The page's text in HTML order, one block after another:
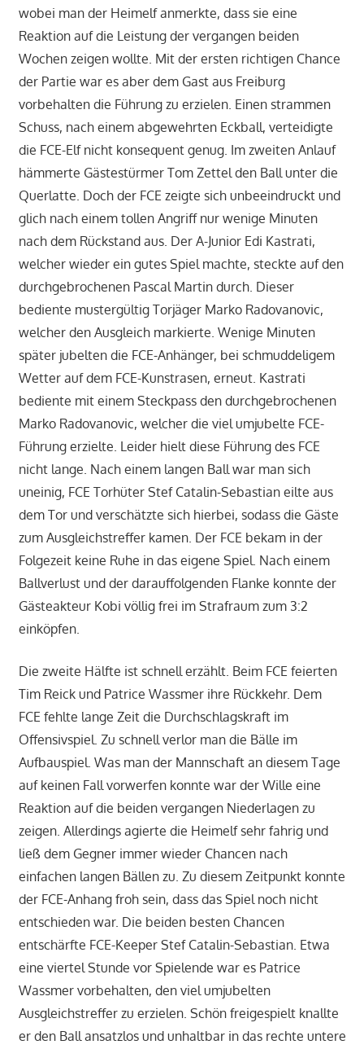
wobei man der Heimelf anmerkte, dass sie eine
Reaktion auf die Leistung der vergangen beiden
Wochen zeigen wollte. Mit der ersten richtigen Chance
der Partie war es aber dem Gast aus Freiburg
vorbehalten die Führung zu erzielen. Einen strammen
Schuss, nach einem abgewehrten Eckball, verteidigte
die FCE-Elf nicht konsequent genug. Im zweiten Anlauf
hämmerte Gästestürmer Tom Zettel den Ball unter die
Querlatte. Doch der FCE zeigte sich unbeeindruckt und
glich nach einem tollen Angriff nur wenige Minuten
nach dem Rückstand aus. Der A-Junior Edi Kastrati,
welcher wieder ein gutes Spiel machte, steckte auf den
durchgebrochenen Pascal Martin durch. Dieser
bediente mustergültig Torjäger Marko Radovanovic,
welcher den Ausgleich markierte. Wenige Minuten
später jubelten die FCE-Anhänger, bei schmuddeligem
Wetter auf dem FCE-Kunstrasen, erneut. Kastrati
bediente mit einem Steckpass den durchgebrochenen
Marko Radovanovic, welcher die viel umjubelte FCE-
Führung erzielte. Leider hielt diese Führung des FCE
nicht lange. Nach einem langen Ball war man sich
uneinig, FCE Torhüter Stef Catalin-Sebastian eilte aus
dem Tor und verschätzte sich hierbei, sodass die Gäste
zum Ausgleichstreffer kamen. Der FCE bekam in der
Folgezeit keine Ruhe in das eigene Spiel. Nach einem
Ballverlust und der darauffolgenden Flanke konnte der
Gästeakteur Kobi völlig frei im Strafraum zum 3:2
einköpfen.
Die zweite Hälfte ist schnell erzählt. Beim FCE feierten
Tim Reick und Patrice Wassmer ihre Rückkehr. Dem
FCE fehlte lange Zeit die Durchschlagskraft im
Offensivspiel. Zu schnell verlor man die Bälle im
Aufbauspiel. Was man der Mannschaft an diesem Tage
auf keinen Fall vorwerfen konnte war der Wille eine
Reaktion auf die beiden vergangen Niederlagen zu
zeigen. Allerdings agierte die Heimelf sehr fahrig und
ließ dem Gegner immer wieder Chancen nach
einfachen langen Bällen zu. Zu diesem Zeitpunkt konnte
der FCE-Anhang froh sein, dass das Spiel noch nicht
entschieden war. Die beiden besten Chancen
entschärfte FCE-Keeper Stef Catalin-Sebastian. Etwa
eine viertel Stunde vor Spielende war es Patrice
Wassmer vorbehalten, den viel umjubelten
Ausgleichstreffer zu erzielen. Schön freigespielt knallte
er den Ball ansatzlos und unhaltbar in das rechte untere